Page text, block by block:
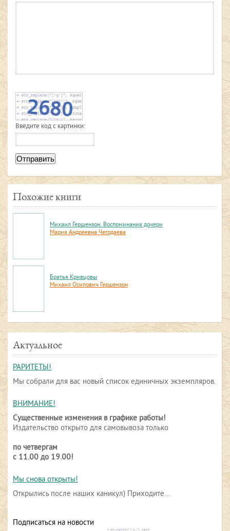
Введите код с картинки:
Отправить
Похожие книги
Михаил Гершензон. Воспоминания дочери
Мария Андреевна Чегодаева
Братья Кривцовы
Михаил Осипович Гершензон
Актуальное
РАРИТЕТЫ!
Мы собрали для вас новый список единичных экземпляров.
ВНИМАНИЕ!
Существенные изменения в графике работы!
Издательство открыто для самовывоза только
по четвергам
с 11.00 до 19.00!
Мы снова открыты!
Открылись после наших каникул) Приходите...
Подписаться на новости